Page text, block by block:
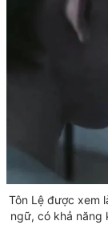
Tôn Lệ được xem
ngữ, có khả năng